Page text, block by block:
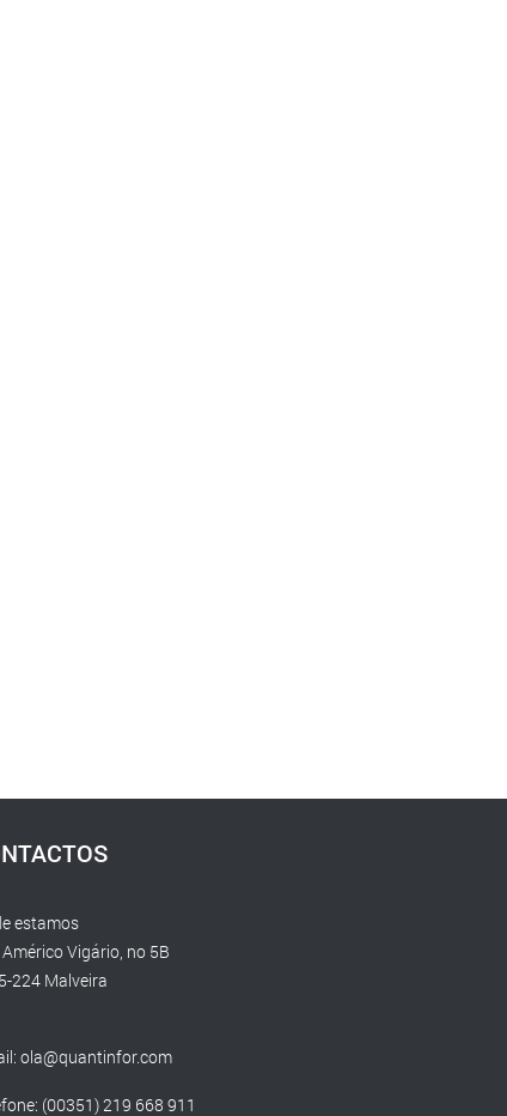
estamos
Vigário, no 5B
224 Malveira
ola@quantinfor.com
(00351) 219 668 911